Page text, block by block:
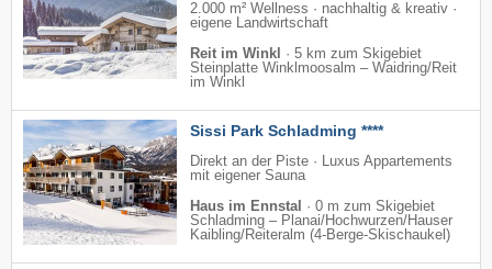
2.000 m² Wellness · nachhaltig & kreativ ·
eigene Landwirtschaft
Reit im Winkl
· 5 km zum Skigebiet
Steinplatte Winklmoosalm – Waidring/​Reit
im Winkl
Sissi Park Schladming ****
Direkt an der Piste · Luxus Appartements
mit eigener Sauna
Haus im Ennstal · 0 m zum Skigebiet
Schladming – Planai/​Hochwurzen/​Hauser
Kaibling/​Reiteralm (4-Berge-Skischaukel)